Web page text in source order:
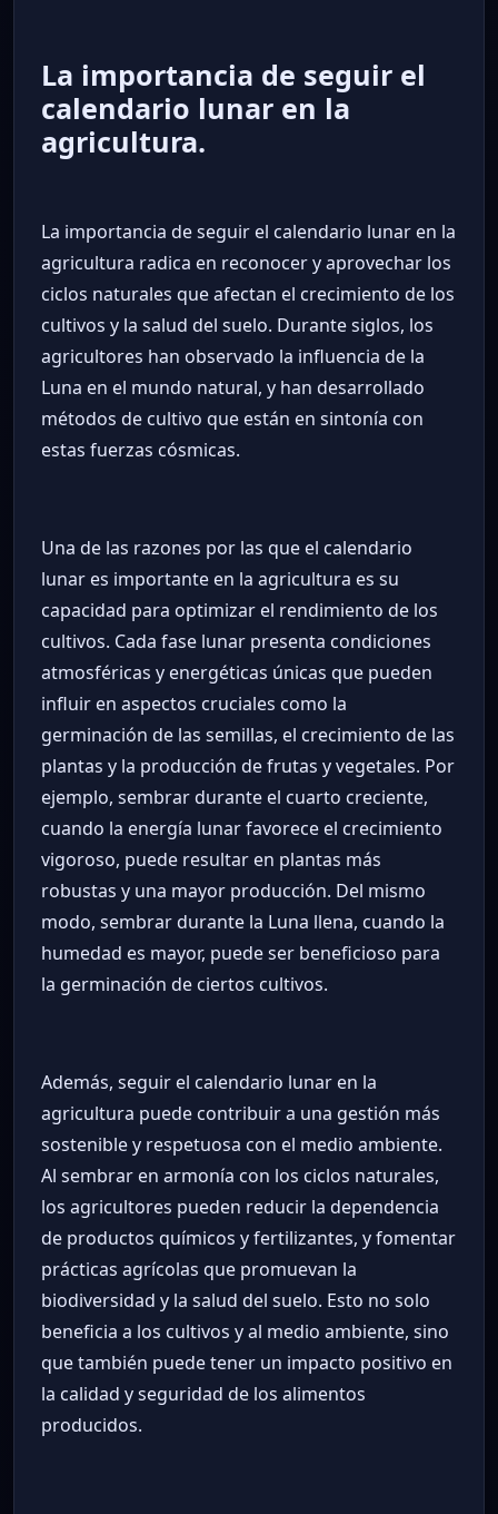
La importancia de seguir el
calendario lunar en la
agricultura.
La importancia de seguir el calendario lunar en la
agricultura radica en reconocer y aprovechar los
ciclos naturales que afectan el crecimiento de los
cultivos y la salud del suelo. Durante siglos, los
agricultores han observado la influencia de la
Luna en el mundo natural, y han desarrollado
métodos de cultivo que están en sintonía con
estas fuerzas cósmicas.
Una de las razones por las que el calendario
lunar es importante en la agricultura es su
capacidad para optimizar el rendimiento de los
cultivos. Cada fase lunar presenta condiciones
atmosféricas y energéticas únicas que pueden
influir en aspectos cruciales como la
germinación de las semillas, el crecimiento de las
plantas y la producción de frutas y vegetales. Por
ejemplo, sembrar durante el cuarto creciente,
cuando la energía lunar favorece el crecimiento
vigoroso, puede resultar en plantas más
robustas y una mayor producción. Del mismo
modo, sembrar durante la Luna llena, cuando la
humedad es mayor, puede ser beneficioso para
la germinación de ciertos cultivos.
Además, seguir el calendario lunar en la
agricultura puede contribuir a una gestión más
sostenible y respetuosa con el medio ambiente.
Al sembrar en armonía con los ciclos naturales,
los agricultores pueden reducir la dependencia
de productos químicos y fertilizantes, y fomentar
prácticas agrícolas que promuevan la
biodiversidad y la salud del suelo. Esto no solo
beneficia a los cultivos y al medio ambiente, sino
que también puede tener un impacto positivo en
la calidad y seguridad de los alimentos
producidos.